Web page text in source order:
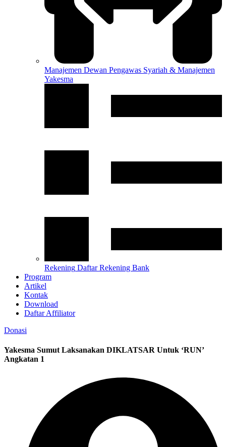
Manajemen Dewan Pengawas Syariah & Manajemen
Yakesma
Rekening Daftar Rekening Bank
Program
Artikel
Kontak
Download
Daftar Affiliator
Donasi
Yakesma Sumut Laksanakan DIKLATSAR Untuk ‘RUN’
Angkatan 1